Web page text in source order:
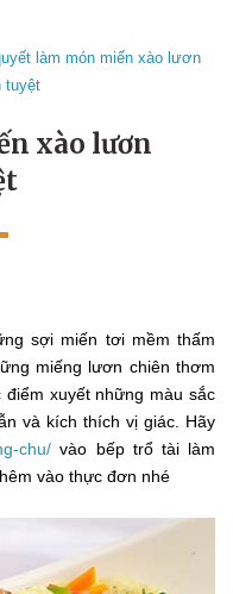
làm món miến xào lươn
tuyệt
xào lươn
sợi miến tơi mềm thấm
miếng lươn chiên thơm
xuyết những màu sắc
và kích thích vị giác. Hãy
chu/ vào bếp trổ tài làm
vào thực đơn nhé